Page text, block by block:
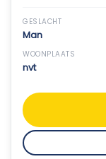
GESLACHT
Man
WOONPLAATS
nvt